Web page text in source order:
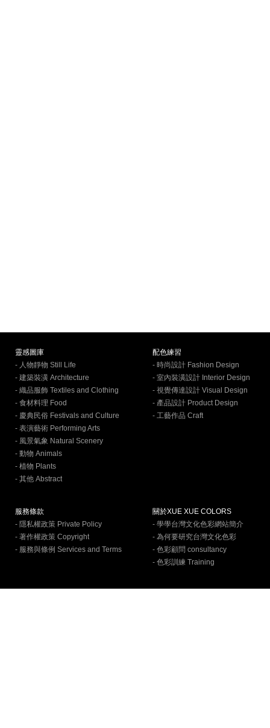
靈感圖庫
- 人物靜物 Still Life
- 建築裝潢 Architecture
- 織品服飾 Textiles and Clothing
- 食材料理 Food
- 慶典民俗 Festivals and Culture
- 表演藝術 Performing Arts
- 風景氣象 Natural Scenery
- 動物 Animals
- 植物 Plants
- 其他 Abstract
配色練習
- 時尚設計 Fashion Design
- 室內裝潢設計 Interior Design
- 視覺傳達設計 Visual Design
- 產品設計 Product Design
- 工藝作品 Craft
服務條款
- 隱私權政策 Private Policy
- 著作權政策 Copyright
- 服務與條例 Services and Terms
關於XUE XUE COLORS
- 學學台灣文化色彩網站簡介
- 為何要研究台灣文化色彩
- 色彩顧問 consultancy
- 色彩訓練 Training